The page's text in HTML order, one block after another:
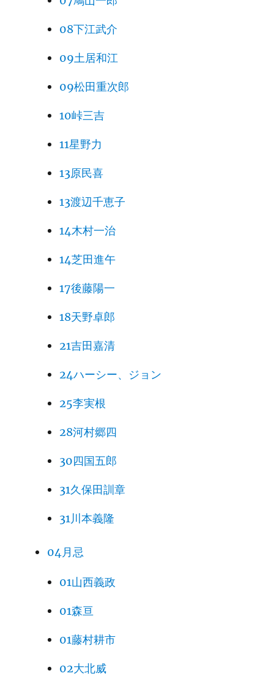
08下江武介
09土居和江
09松田重次郎
10峠三吉
11星野力
13原民喜
13渡辺千恵子
14木村一治
14芝田進午
17後藤陽一
18天野卓郎
21吉田嘉清
24ハーシー、ジョン
25李実根
28河村郷四
30四国五郎
31久保田訓章
31川本義隆
04月忌
01山西義政
01森亘
01藤村耕市
02大北威